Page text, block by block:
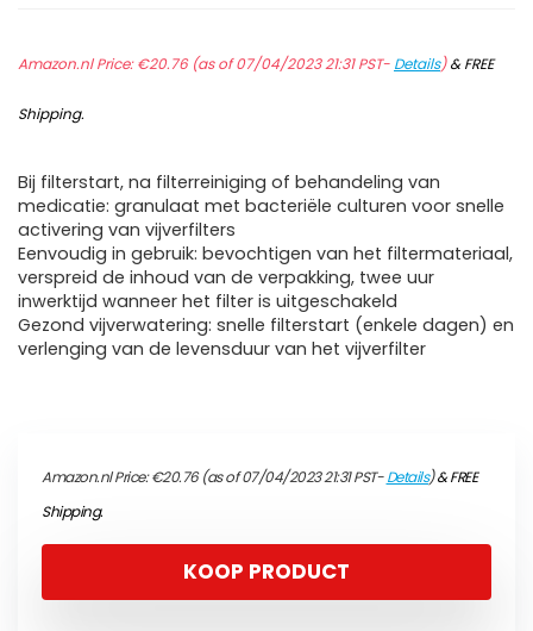
Amazon.nl Price:€20.76(as of 07/04/2023 21:31 PST- Details)&FREE
Shipping.
Bij filterstart, na filterreiniging of behandeling van
medicatie: granulaat met bacteriële culturen voor snelle
activering van vijverfilters
Eenvoudig in gebruik: bevochtigen van het filtermateriaal,
verspreid de inhoud van de verpakking, twee uur
inwerktijd wanneer het filter is uitgeschakeld
Gezond vijverwatering: snelle filterstart (enkele dagen) en
verlenging van de levensduur van het vijverfilter
Amazon.nl Price:€20.76(as of 07/04/2023 21:31 PST-Details)&FREE
Shipping.
KOOP PRODUCT